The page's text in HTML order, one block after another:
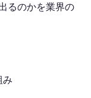
るのかを業界の
み